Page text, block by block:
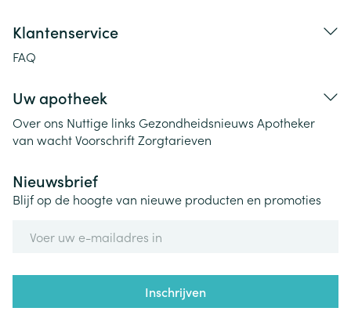
Klantenservice
FAQ
Uw apotheek
Over ons Nuttige links Gezondheidsnieuws Apotheker
van wachtVoorschriftZorgtarieven
Nieuwsbrief
Blijf op de hoogte van nieuwe producten en promoties
Inschrijven